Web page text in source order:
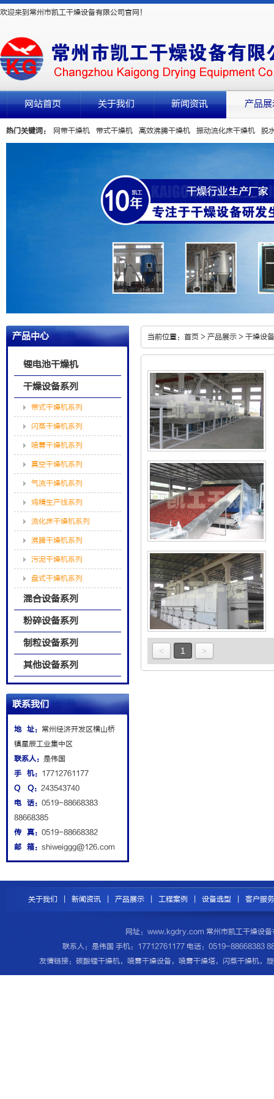
欢迎来到常州市凯工干燥设备有限公司官网！
网站首页 关于我们 新闻资讯 产品展
热门关键词： 网带干燥机 带式干燥机 高效沸腾干燥机 振动流化床干燥机 脱
产品中心
锂电池干燥机
干燥设备系列
带式干燥机系列
闪蒸干燥机系列
喷雾干燥机系列
真空干燥机系列
气流干燥机系列
鸡精生产线系列
流化床干燥机系列
沸腾干燥机系列
污泥干燥机系列
盘式干燥机系列
混合设备系列
粉碎设备系列
制粒设备系列
其他设备系列
联系我们
地 址： 常州经济开发区横山桥
镇星辰工业集中区
联系人： 是伟国
手 机： 17712761177
Q Q： 243543740
电 话： 0519-88668383
88668385
传 真： 0519-88668382
邮 箱： shiweiggg@126.com
当前位置： 首页 > 产品展示 > 干燥设
< 1 >
关于我们 新闻资讯 产品展示 工程案例 设备选型 客户服务
网址：www.kgdry.com 常州市凯工干燥设
联系人：是伟国 手机：17712761177 电话：0519-88668383
友情链接：碳酸锂干燥机，喷雾干燥设备，喷雾干燥塔，闪蒸干燥机，